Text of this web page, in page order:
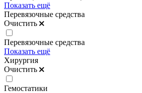
Показать ещё
Перевязочные средства
Очистить
Перевязочные средства
Показать ещё
Хирургия
Очистить
Гемостатики